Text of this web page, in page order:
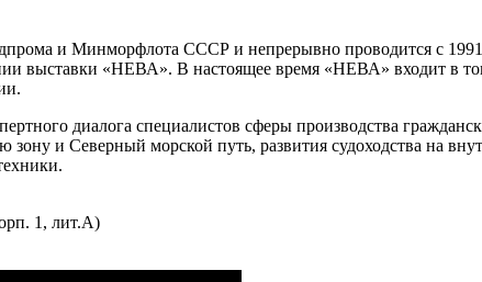
и Минморфлота СССР и непрерывно проводится с
выставки «НЕВА». В настоящее время «НЕВА» входит в
диалога специалистов сферы производства
и Северный морской путь, развития судоходства на
1, лит.А)